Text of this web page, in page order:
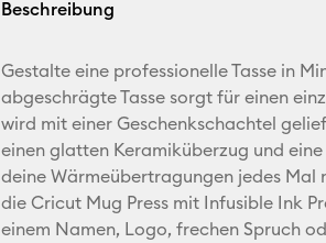
Beschreibung
Gestalte eine professionelle Tasse in
abgeschrägte Tasse sorgt für einen
wird mit einer Geschenkschachtel
einen glatten Keramiküberzug und
deine Wärmeübertragungen jedes Mal
die Cricut Mug Press mit Infusible Ink
einem Namen, Logo, frechen Spruch